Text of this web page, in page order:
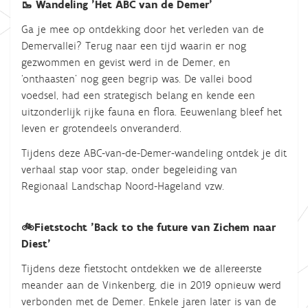
🥾 Wandeling 'Het ABC van de Demer'
Ga je mee op ontdekking door het verleden van de
Demervallei? Terug naar een tijd waarin er nog
gezwommen en gevist werd in de Demer, en
‘onthaasten’ nog geen begrip was. De vallei bood
voedsel, had een strategisch belang en kende een
uitzonderlijk rijke fauna en flora. Eeuwenlang bleef het
leven er grotendeels onveranderd.
Tijdens deze ABC-van-de-Demer-wandeling ontdek je dit
verhaal stap voor stap, onder begeleiding van
Regionaal Landschap Noord-Hageland vzw.
🚲Fietstocht 'Back to the future van Zichem naar
Diest'
Tijdens deze fietstocht ontdekken we de allereerste
meander aan de Vinkenberg, die in 2019 opnieuw werd
verbonden met de Demer. Enkele jaren later is van de